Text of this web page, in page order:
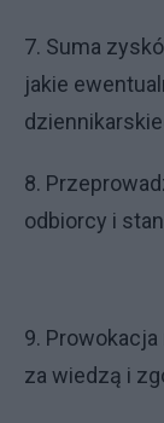
7. Suma
jakie
8.
odbiorcy i
9.
za wiedzą i